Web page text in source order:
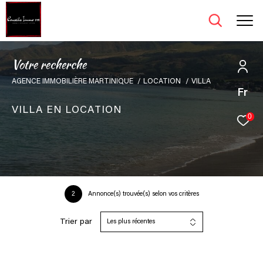
Fr
0
Votre recherche
AGENCE IMMOBILIÈRE MARTINIQUE LOCATION VILLA
VILLA EN LOCATION
2 Annonce(s) trouvée(s) selon vos critères
Trier par Les plus récentes